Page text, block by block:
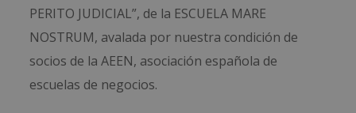
PERITO JUDICIAL”, de la ESCUELA MARE
NOSTRUM, avalada por nuestra condición de
socios de la AEEN, asociación española de
escuelas de negocios.